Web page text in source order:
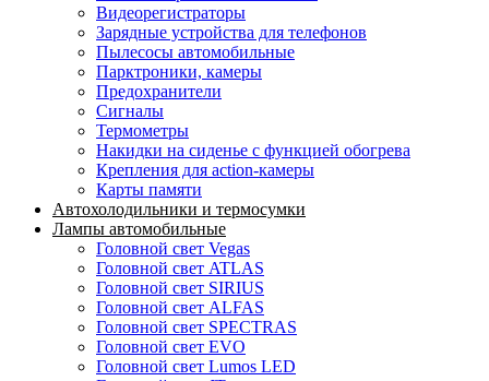
Видеорегистраторы
Зарядные устройства для телефонов
Пылесосы автомобильные
Парктроники, камеры
Предохранители
Сигналы
Термометры
Накидки на сиденье с функцией обогрева
Крепления для action-камеры
Карты памяти
Автохолодильники и термосумки
Лампы автомобильные
Головной свет Vegas
Головной свет ATLAS
Головной свет SIRIUS
Головной свет ALFAS
Головной свет SPECTRAS
Головной свет EVO
Головной свет Lumos LED